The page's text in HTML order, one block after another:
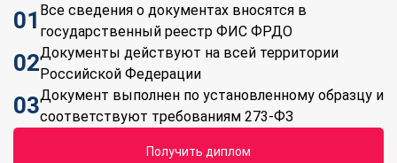
01 Все сведения о документах вносятся в
государственный реестр ФИС ФРДО
02Документы действуют на всей территории
Российской Федерации
03Документ выполнен по установленному образцу и
соответствуют требованиям 273-ФЗ
получить диплом